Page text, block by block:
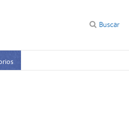
Buscar